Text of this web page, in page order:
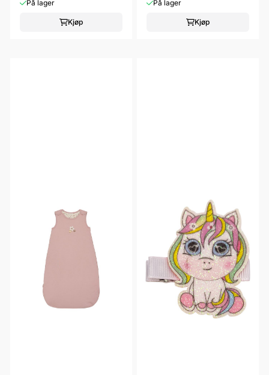
På lager
Kjøp
På lager
Kjøp